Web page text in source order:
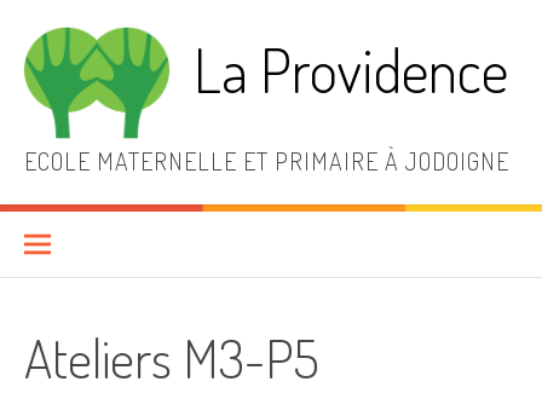
contenu
La Providence
ECOLE MATERNELLE ET PRIMAIRE À JODOIGNE
Ateliers M3-P5